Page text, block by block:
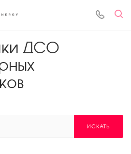
ДСО
ИСКАТЬ